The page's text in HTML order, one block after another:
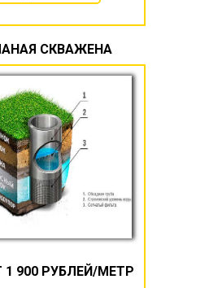
СКВАЖЕНА
1 900 РУБЛЕЙ/МЕТР